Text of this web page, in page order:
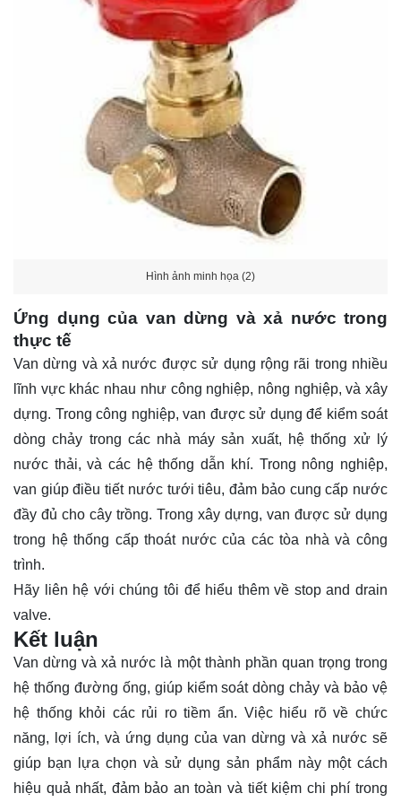
Hình ảnh minh họa (2)
Ứng dụng của van dừng và xả nước trong
thực tế
Van dừng và xả nước được sử dụng rộng rãi trong nhiều
lĩnh vực khác nhau như công nghiệp, nông nghiệp, và xây
dựng. Trong công nghiệp, van được sử dụng để kiểm soát
dòng chảy trong các nhà máy sản xuất, hệ thống xử lý
nước thải, và các hệ thống dẫn khí. Trong nông nghiệp,
van giúp điều tiết nước tưới tiêu, đảm bảo cung cấp nước
đầy đủ cho cây trồng. Trong xây dựng, van được sử dụng
trong hệ thống cấp thoát nước của các tòa nhà và công
trình.
Hãy
liên hệ với chúng tôi để hiểu thêm về stop and drain
valve.
Kết luận
Van dừng và xả nước là một thành phần quan trọng trong
hệ thống đường ống, giúp kiểm soát dòng chảy và bảo vệ
hệ thống khỏi các rủi ro tiềm ẩn. Việc hiểu rõ về chức
năng, lợi ích, và ứng dụng của van dừng và xả nước sẽ
giúp bạn lựa chọn và sử dụng sản phẩm này một cách
hiệu quả nhất, đảm bảo an toàn và tiết kiệm chi phí trong